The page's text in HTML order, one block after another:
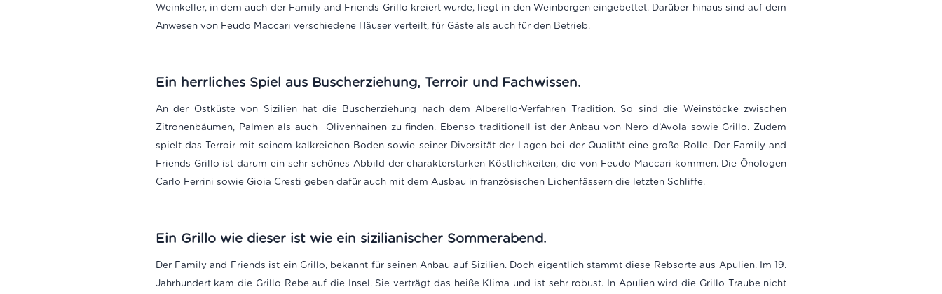
Weinkeller, in dem auch der Family and Friends Grillo kreiert wurde, liegt in den Weinbergen eingebettet. Darüber hinaus sind auf dem
Anwesen von Feudo Maccari verschiedene Häuser verteilt, für Gäste als auch für den Betrieb.
Ein herrliches Spiel aus Buscherziehung, Terroir und Fachwissen.
An der Ostküste von Sizilien hat die Buscherziehung nach dem Alberello-Verfahren Tradition. So sind die Weinstöcke zwischen
Zitronenbäumen, Palmen als auch Olivenhainen zu finden. Ebenso traditionell ist der Anbau von Nero d’Avola sowie Grillo. Zudem
spielt das Terroir mit seinem kalkreichen Boden sowie seiner Diversität der Lagen bei der Qualität eine große Rolle. Der Family and
Friends Grillo ist darum ein sehr schönes Abbild der charakterstarken Köstlichkeiten, die von Feudo Maccari kommen. Die Önologen
Carlo Ferrini sowie Gioia Cresti geben dafür auch mit dem Ausbau in französischen Eichenfässern die letzten Schliffe.
Ein Grillo wie dieser ist wie ein sizilianischer Sommerabend.
Der Family and Friends ist ein Grillo, bekannt für seinen Anbau auf Sizilien. Doch eigentlich stammt diese Rebsorte aus Apulien. Im 19.
Jahrhundert kam die Grillo Rebe auf die Insel. Sie verträgt das heiße Klima und ist sehr robust. In Apulien wird die Grillo Traube nicht